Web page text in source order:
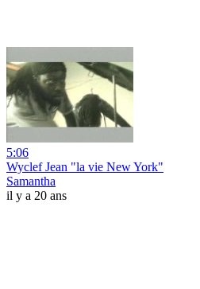
5:06
Wyclef Jean "la vie New York"
Samantha
il y a 20 ans